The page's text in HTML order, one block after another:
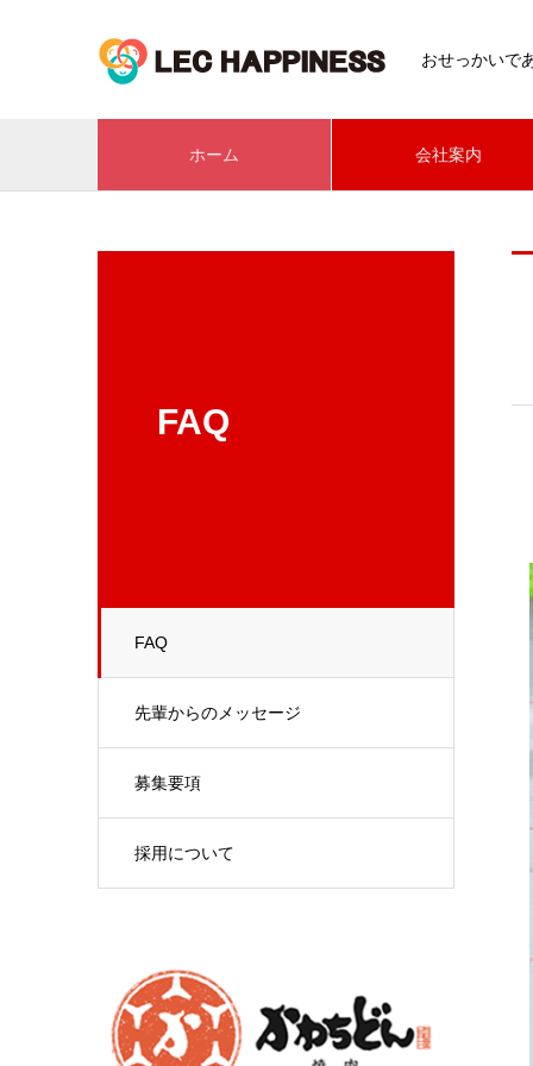
おせっかいで
ホーム 会社案内
FAQ
FAQ
先輩からのメッセージ
募集要項
採用について